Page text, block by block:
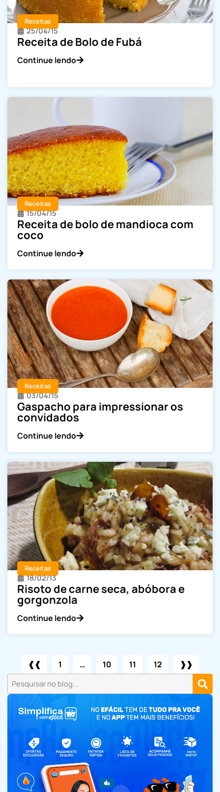
Receitas
25/04/15
Receita de Bolo de Fubá
Continue lendo
Receitas
15/04/15
Receita de bolo de mandioca com
coco
Continue lendo
Receitas
03/04/15
Gaspacho para impressionar os
convidados
Continue lendo
Receitas
18/02/13
Risoto de carne seca, abóbora e
gorgonzola
Continue lendo
❰❰ 1 … 10 11 12 ❱❱